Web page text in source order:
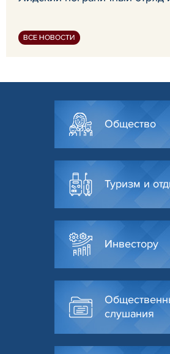
ВСЕ НОВОСТИ
Общество
Туризм и
Инвестору
слушания